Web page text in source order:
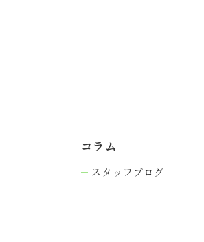
コラム
スタッフブログ